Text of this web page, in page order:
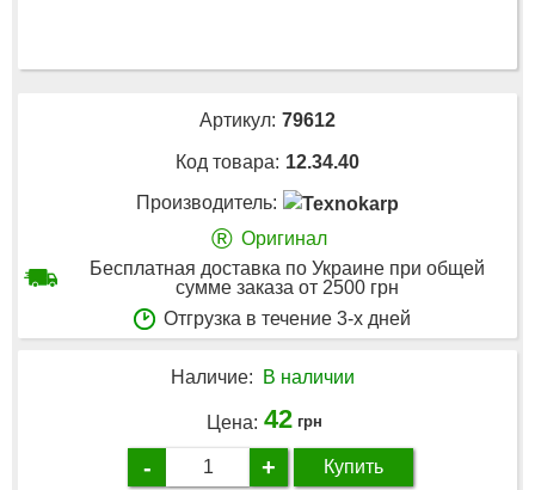
Артикул: 79612
Код товара: 12.34.40
Производитель:
® Оригинал
Бесплатная доставка по Украине при общей
сумме заказа от 2500 грн
Отгрузка в течение 3-х дней
Наличие: В наличии
Цена: 42 грн
- + Купить